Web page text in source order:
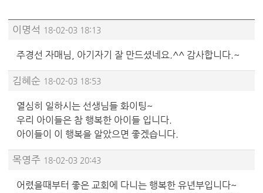
이명석 18-02-03 18:13
주경선 자매님, 아기자기 잘 만드셨네요.^^ 감사합니다.~
김혜순 18-02-03 18:53
열심히 일하시는 선생님들 화이팅~
우리 아이들은 참 행복한 아이들 입니다.
아이들이 이 행복을 알았으면 좋겠습니다.
목영주 18-02-03 20:43
어렸을때부터 좋은 교회에 다니는 행복한 유년부입니다~